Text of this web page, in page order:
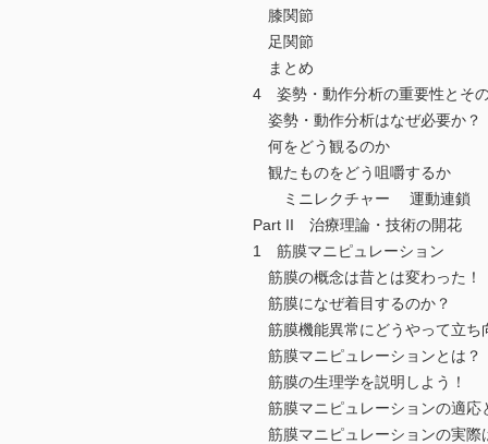
膝関節
足関節
まとめ
4 姿勢・動作分析の重要性とそ
姿勢・動作分析はなぜ必要か？
何をどう観るのか
観たものをどう咀嚼するか
ミニレクチャー 運動連鎖
Part II 治療理論・技術の開花
1 筋膜マニピュレーション
筋膜の概念は昔とは変わった！
筋膜になぜ着目するのか？
筋膜機能異常にどうやって立ち
筋膜マニピュレーションとは？
筋膜の生理学を説明しよう！
筋膜マニピュレーションの適応
筋膜マニピュレーションの実際